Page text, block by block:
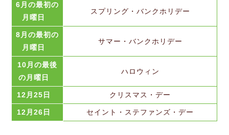
6月の最初の
月曜日
スプリング・バンクホリデー
8月の最初の
月曜日
サマー・バンクホリデー
10月の最後
の月曜日
ハロウィン
12月25日 クリスマス・デー
12月26日 セイント・ステファンズ・デー